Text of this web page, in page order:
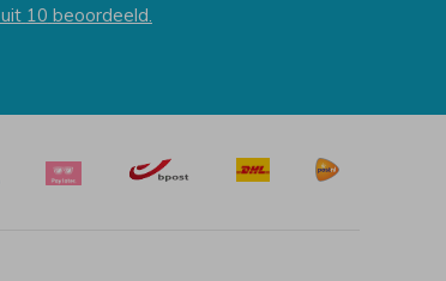
uit 10 beoordeeld.